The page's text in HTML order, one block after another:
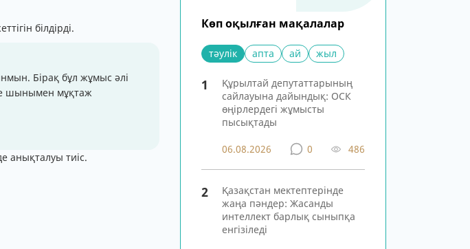
білдірді.
Бірақ бұл жұмыс әлі
шынымен мұқтаж
анықталуы тиіс.
Көп оқылған мақалалар
тәулік апта ай жыл
1
Құрылтай депутаттарының
сайлауына дайындық: ОСК
өңірлердегі жұмысты
пысықтады
06.08.2026 0 486
2
Қазақстан мектептерінде
жаңа пәндер: Жасанды
интеллект барлық сыныпқа
енгізіледі